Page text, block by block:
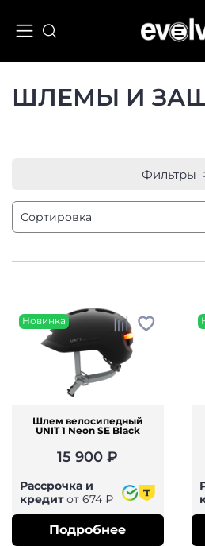
ШЛЕМЫ И
Фильтры
Новинка
Шлем велосипедный
UNIT 1 Neon SE Black
15 900 ₽
Рассрочка и
кредитот 674 ₽
Подробнее